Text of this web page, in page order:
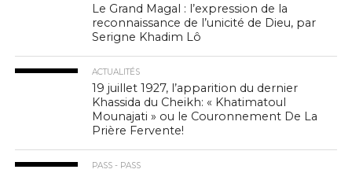
Le Grand Magal : l’expression de la
reconnaissance de l’unicité de Dieu, par
Serigne Khadim Lô
ACTUALITÉS
19 juillet 1927, l’apparition du dernier
Khassida du Cheikh: « Khatimatoul
Mounajati » ou le Couronnement De La
Prière Fervente!
PASS - PASS